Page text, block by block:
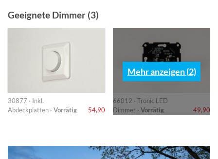
Geeignete Dimmer (3)
30877 · Inkl.
Abdeckplatten · Vorrätig 54,90
66012 · Tronic LED
Dimmer · Vorrätig 49,90
Mehr anzeigen (2)